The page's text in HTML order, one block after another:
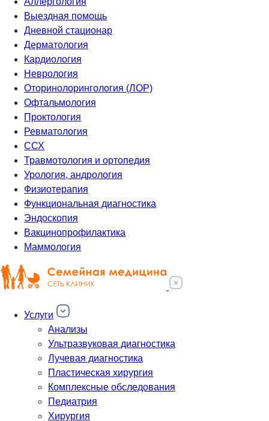
Выездная помощь
Дневной стационар
Дерматология
Кардиология
Неврология
Оторинолорингология (ЛОР)
Офтальмология
Проктология
Ревматология
ССХ
Травмотология и ортопедия
Урология, андрология
Физиотерапия
Функциональная диагностика
Эндоскопия
Вакцинопрофилактика
Маммология
Услуги
Анализы
Ультразвуковая диагностика
Лучевая диагностика
Пластическая хирургия
Комплексные обследования
Педиатрия
Хирургия